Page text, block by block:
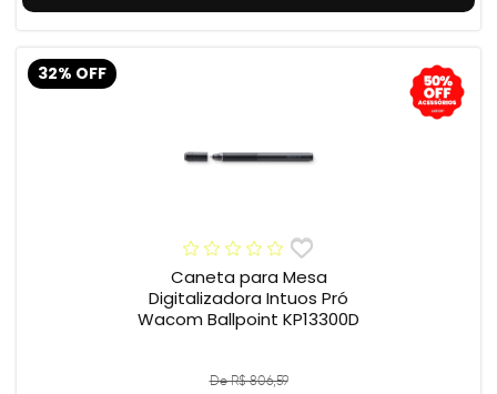
32% OFF
Caneta para Mesa
Digitalizadora Intuos Pró
Wacom Ballpoint KP13300D
De R$ 806,59